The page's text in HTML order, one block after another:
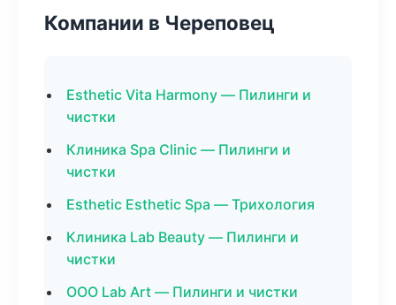
Компании в Череповец
Esthetic Vita Harmony — Пилинги и
чистки
Клиника Spa Clinic — Пилинги и
чистки
Esthetic Esthetic Spa — Трихология
Клиника Lab Beauty — Пилинги и
чистки
ООО Lab Art — Пилинги и чистки